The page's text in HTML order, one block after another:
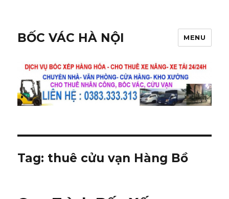
BỐC VÁC HÀ NỘI MENU
Tag: thuê cửu vạn Hàng Bồ